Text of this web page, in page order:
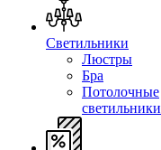
Светильники
Люстры
Бра
Потолочные
светильники